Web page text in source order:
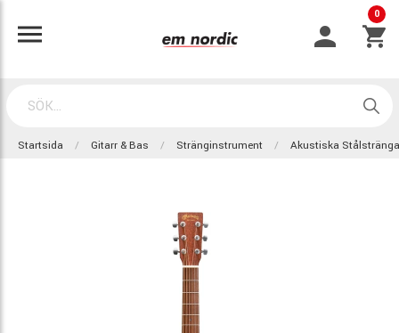
0
Startsida Gitarr & Bas Stränginstrument Akustiska